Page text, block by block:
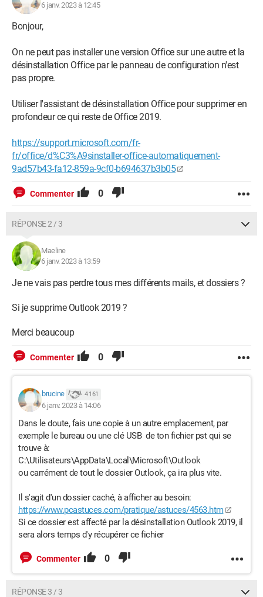
6 janv. 2023 à 12:45
Bonjour,
On ne peut pas installer une version Office sur une autre et la
désinstallation Office par le panneau de configuration n'est
pas propre.
Utiliser l'assistant de désinstallation Office pour supprimer en
profondeur ce qui reste de Office 2019.
https://support.microsoft.com/fr-
fr/office/d%C3%A9sinstaller-office-automatiquement-
9ad57b43-fa12-859a-9cf0-b694637b3b05
Commenter 0
RÉPONSE 2 / 3
Maeline
6 janv. 2023 à 13:59
Je ne vais pas perdre tous mes différents mails, et dossiers ?
Si je supprime Outlook 2019 ?
Merci beaucoup
Commenter 0
brucine 4 161
6 janv. 2023 à 14:06
Dans le doute, fais une copie à un autre emplacement, par
exemple le bureau ou une clé USB de ton fichier pst qui se
trouve à:
C:\Utilisateurs\AppData\Local\Microsoft\Outlook
ou carrément de tout le dossier Outlook, ça ira plus vite.
Il s'agit d'un dossier caché, à afficher au besoin:
https://www.pcastuces.com/pratique/astuces/4563.htm
Si ce dossier est affecté par la désinstallation Outlook 2019, il
sera alors temps d'y récupérer ce fichier
Commenter 0
RÉPONSE 3 / 3